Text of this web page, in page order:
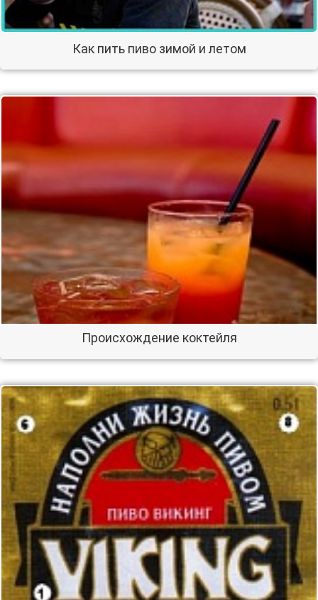
Как пить пиво зимой и летом
Происхождение коктейля